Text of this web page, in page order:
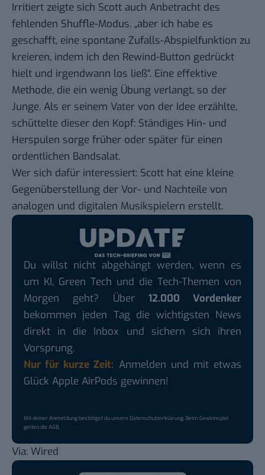
Irritiert zeigte sich Scott auch Anbetracht des
fehlenden Shuffle-Modus, „aber ich habe es
geschafft, eine spontane Zufalls-Abspielfunktion zu
kreieren, indem ich den Rewind-Button gedrückt
hielt und irgendwann los ließ“. Eine effektive
Methode, die ein wenig Übung verlangt, so der
Junge. Als er seinem Vater von der Idee erzählte,
schüttelte dieser den Kopf: Ständiges Hin- und
Herspulen sorge früher oder später für einen
ordentlichen Bandsalat.
Wer sich dafür interessiert: Scott hat eine kleine
Gegenüberstellung der Vor- und Nachteile von
analogen und digitalen Musikspielern erstellt.
Du willst nicht abgehängt werden, wenn es
um KI, Green Tech und die Tech-Themen von
Morgen geht? Über 12.000 Vordenker
bekommen jeden Tag die wichtigsten News
direkt in die Inbox und sichern sich ihren
Vorsprung.
Nur für kurze Zeit: Anmelden und mit etwas
Glück Apple AirPods gewinnen!
Mit deiner Anmeldung bestätigst du unsereDatenschutzerklärung. Beim Gewinnspiel
gelten dieAGB.
Via: Wired